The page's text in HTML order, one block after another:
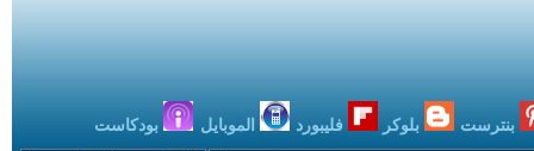
بنترست بلوكر فليبورد الموبايل بودكاست